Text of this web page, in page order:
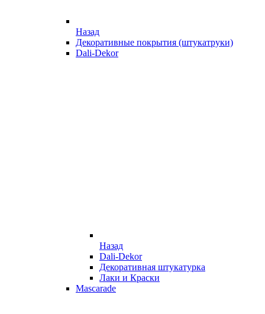
Назад
Декоративные покрытия (штукатруки)
Dali-Dekor
Назад
Dali-Dekor
Декоративная штукатурка
Лаки и Краски
Mascarade